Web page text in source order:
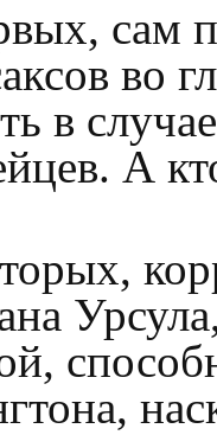
сам
во
в
А